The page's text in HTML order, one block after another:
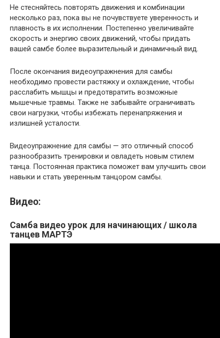
Не стесняйтесь повторять движения и комбинации
несколько раз, пока вы не почувствуете уверенность и
плавность в их исполнении. Постепенно увеличивайте
скорость и энергию своих движений, чтобы придать
вашей самбе более выразительный и динамичный вид.
После окончания видеоупражнения для самбы
необходимо провести растяжку и охлаждение, чтобы
расслабить мышцы и предотвратить возможные
мышечные травмы. Также не забывайте ограничивать
свои нагрузки, чтобы избежать перенапряжения и
излишней усталости.
Видеоупражнение для самбы — это отличный способ
разнообразить тренировки и овладеть новым стилем
танца. Постоянная практика поможет вам улучшить свои
навыки и стать уверенным танцором самбы.
Видео:
Самба видео урок для начинающих / школа
танцев МАРТЭ